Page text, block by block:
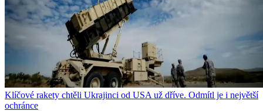
Klíčové rakety chtěli Ukrajinci od USA už dříve. Odmítl je i největší
ochránce